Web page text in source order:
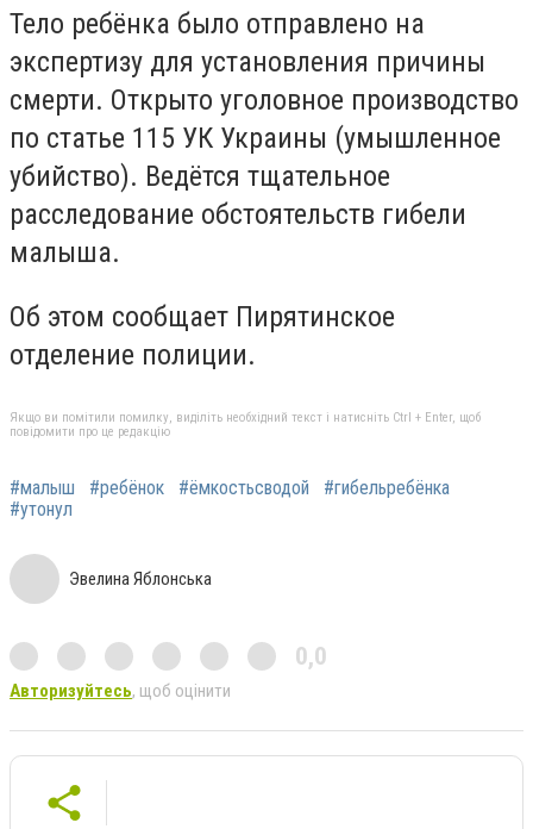
Тело ребёнка было отправлено на
экспертизу для установления причины
смерти. Открыто уголовное производство
по статье 115 УК Украины (умышленное
убийство). Ведётся тщательное
расследование обстоятельств гибели
малыша.
Об этом сообщает Пирятинское
отделение полиции.
Якщо ви помітили помилку, виділіть необхідний текст і натисніть Ctrl + Enter, щоб
повідомити про це редакцію
#малыш #ребёнок #ёмкостьсводой
#гибельребёнка
#утонул
Эвелина Яблонська
0,0
Авторизуйтесь, щоб оцінити